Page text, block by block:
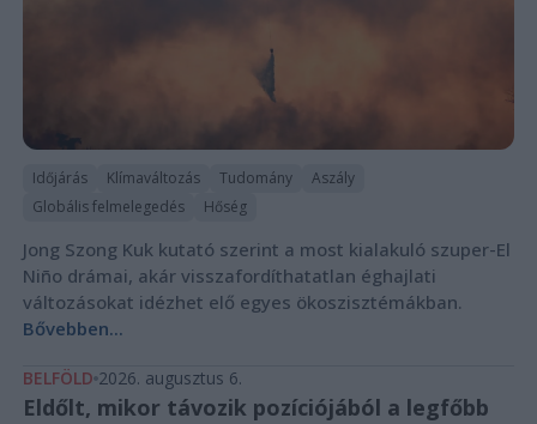
Időjárás Klímaváltozás Tudomány
Aszály
Globális felmelegedés
Hőség
Jong Szong Kuk kutató szerint a most kialakuló szuper-El
Niño drámai, akár visszafordíthatatlan éghajlati
változásokat idézhet elő egyes ökoszisztémákban.
Bővebben...
BELFÖLD 2026. augusztus 6.
Eldőlt, mikor távozik pozíciójából a legfőbb